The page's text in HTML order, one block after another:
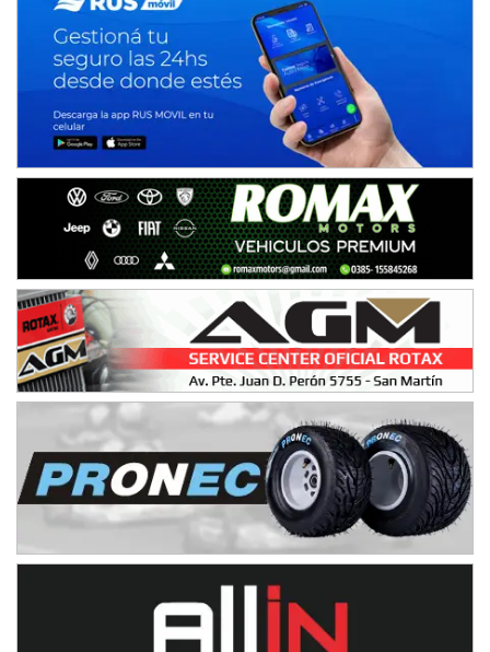
SUR SANTAFESINO - F4
José Samuel Sánchez (Tierra)
TUCUMANO - F5
Juan Navarro (Asfalto)
El Timbó (Tucumán)